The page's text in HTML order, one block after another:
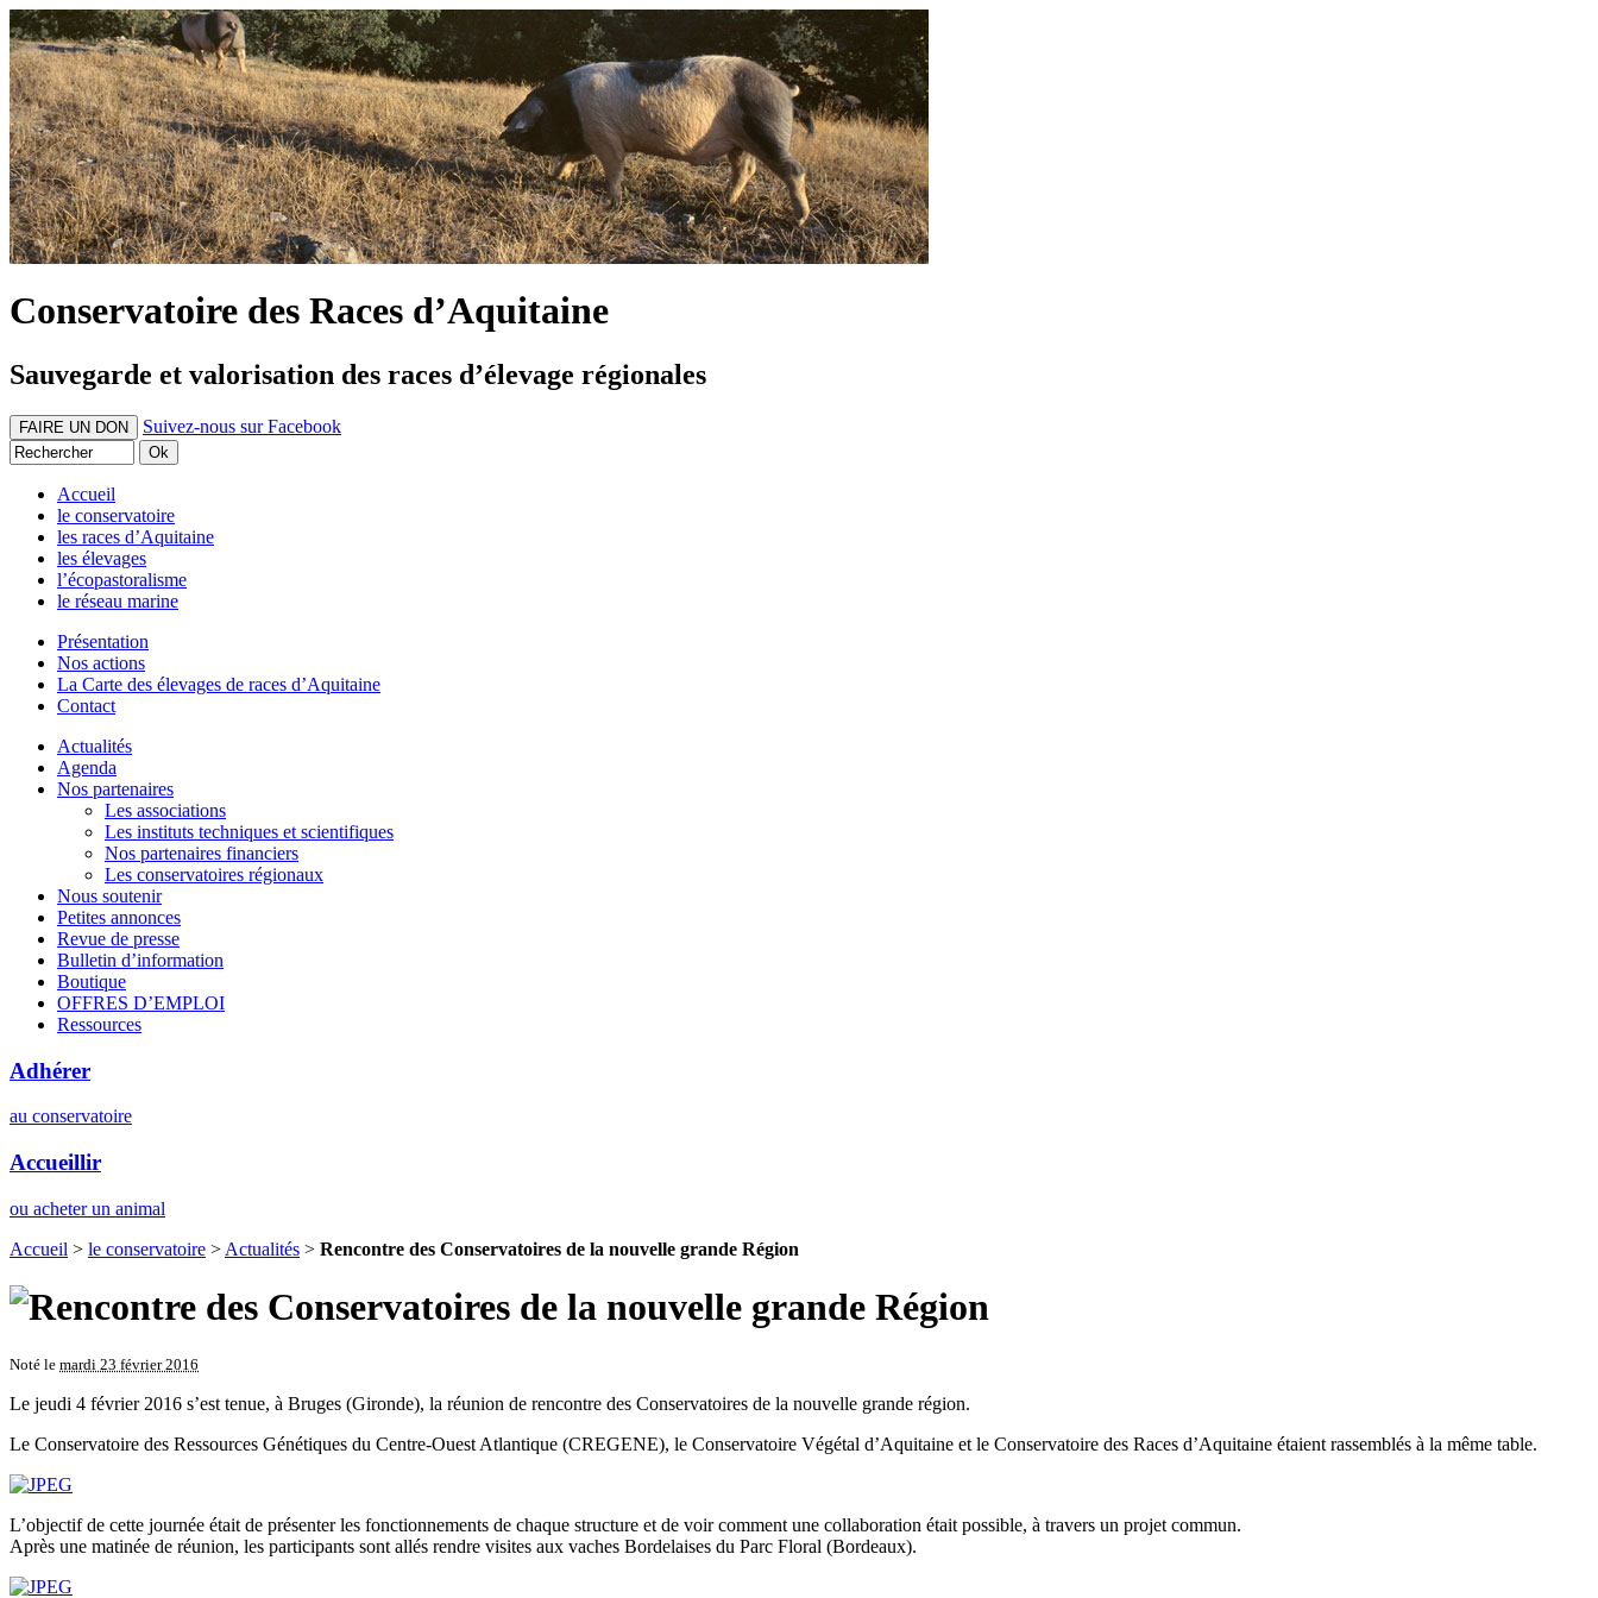
Conservatoire des Races d’Aquitaine
Sauvegarde et valorisation des races d’élevage régionales
FAIRE UN DON Suivez-nous sur Facebook
Accueil
le conservatoire
les races d’Aquitaine
les élevages
l’écopastoralisme
le réseau marine
Présentation
Nos actions
La Carte des élevages de races d’Aquitaine
Contact
Actualités
Agenda
Nos partenaires
Les associations
Les instituts techniques et scientifiques
Nos partenaires financiers
Les conservatoires régionaux
Nous soutenir
Petites annonces
Revue de presse
Bulletin d’information
Boutique
OFFRES D’EMPLOI
Ressources
Adhérer
au conservatoire
Accueillir
ou acheter un animal
Accueil > le conservatoire > Actualités > Rencontre des Conservatoires de la nouvelle grande Région
Noté le mardi 23 février 2016
Le jeudi 4 février 2016 s’est tenue, à Bruges (Gironde), la réunion de rencontre des Conservatoires de la nouvelle grande région.
Le Conservatoire des Ressources Génétiques du Centre-Ouest Atlantique (CREGENE), le Conservatoire Végétal d’Aquitaine et le Conservatoire des Races d’Aquitaine étaient rassemblés à la même table.
L’objectif de cette journée était de présenter les fonctionnements de chaque structure et de voir comment une collaboration était possible, à travers un projet commun.
Après une matinée de réunion, les participants sont allés rendre visites aux vaches Bordelaises du Parc Floral (Bordeaux).